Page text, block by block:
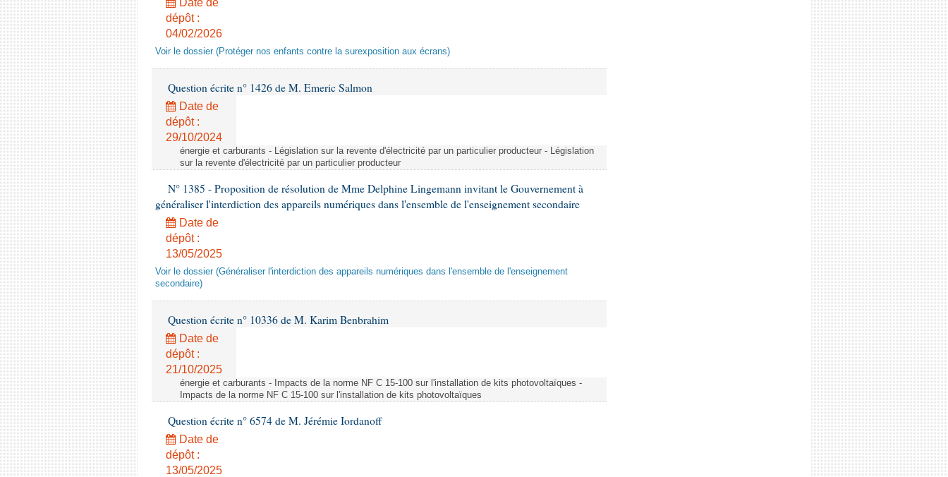
Date de
dépôt :
04/02/2026
Voir le dossier (Protéger nos enfants contre la surexposition aux écrans)
Question écrite n° 1426 de M. Emeric Salmon
Date de
dépôt :
29/10/2024
énergie et carburants - Législation sur la revente d'électricité par un particulier producteur - Législation
sur la revente d'électricité par un particulier producteur
N° 1385 - Proposition de résolution de Mme Delphine Lingemann invitant le Gouvernement à
généraliser l'interdiction des appareils numériques dans l'ensemble de l'enseignement secondaire
Date de
dépôt :
13/05/2025
Voir le dossier (Généraliser l'interdiction des appareils numériques dans l'ensemble de l'enseignement
secondaire)
Question écrite n° 10336 de M. Karim Benbrahim
Date de
dépôt :
21/10/2025
énergie et carburants - Impacts de la norme NF C 15-100 sur l'installation de kits photovoltaïques -
Impacts de la norme NF C 15-100 sur l'installation de kits photovoltaïques
Question écrite n° 6574 de M. Jérémie Iordanoff
Date de
dépôt :
13/05/2025